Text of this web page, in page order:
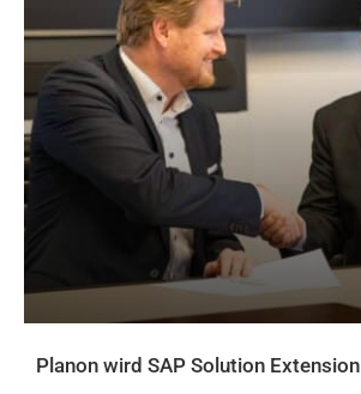
Planon wird SAP Solution Extension